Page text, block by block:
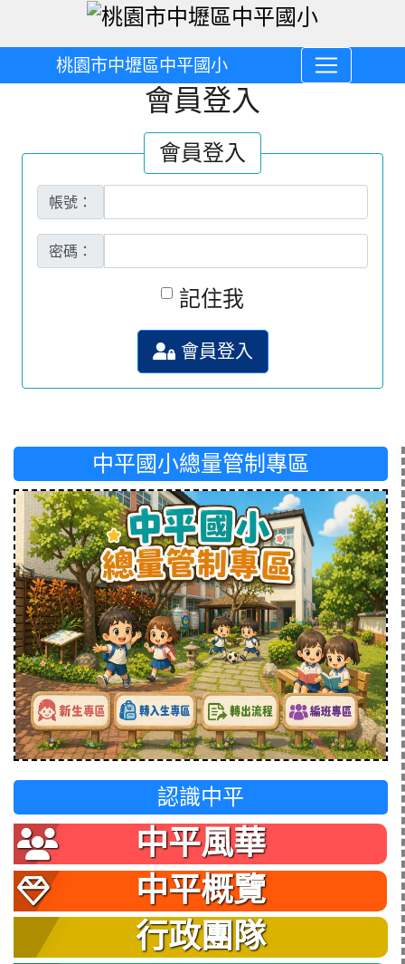
桃園市中壢區中平國小
會員登入
會員登入
帳號：
密碼：
記住我
會員登入
中平國小總量管制專區
認識中平
中平風華
中平概覽
行政團隊